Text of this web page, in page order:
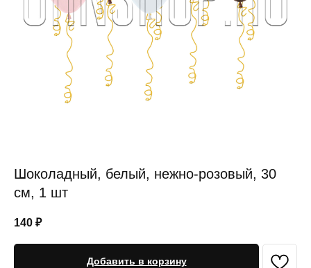
Шоколадный, белый, нежно-розовый, 30
см, 1 шт
140 ₽
Добавить в корзину